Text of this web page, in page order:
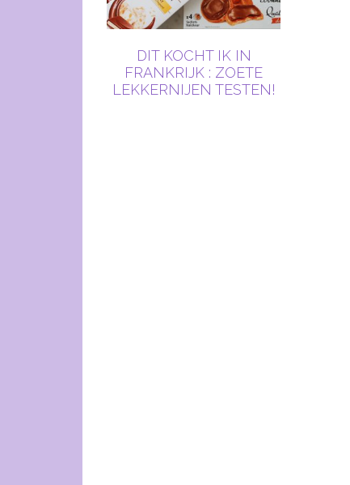
DIT KOCHT IK IN
FRANKRIJK : ZOETE
LEKKERNIJEN TESTEN!